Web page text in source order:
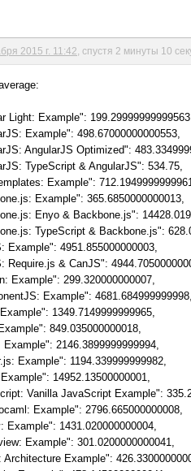
2015 г. 11:42 , спустя 2 минуты 10
Light: Example":
Example": 498.67000000000553,
AngularJS Optimized":
TypeScript & AngularJS": 534.75,
Example":
Example": 365.6850000000013,
Enyo & Backbone.js":
TypeScript & Backbone.js":
Example": 4951.855000000003,
Require.js & CanJS":
Example": 299.320000000007,
Example":
1349.7149999999965,
849.035000000018,
Example": 2146.3899999999994,
Example": 1194.339999999982,
14952.13500000001,
Vanilla JavaScript Example":
Example": 2796.665000000008,
Example": 1431.020000000004,
Example": 301.0200000000041,
Architecture Example":